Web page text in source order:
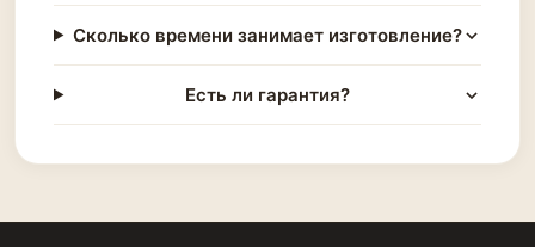
Сколько времени занимает изготовление?
Есть ли гарантия?